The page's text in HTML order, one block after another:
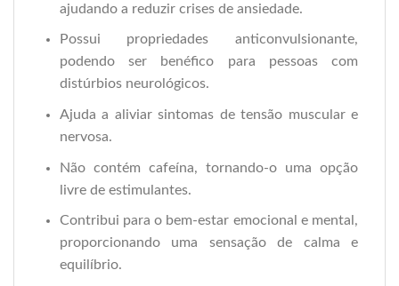
ajudando a reduzir crises de ansiedade.
Possui propriedades anticonvulsionante,
podendo ser benéfico para pessoas com
distúrbios neurológicos.
Ajuda a aliviar sintomas de tensão muscular e
nervosa.
Não contém cafeína, tornando-o uma opção
livre de estimulantes.
Contribui para o bem-estar emocional e mental,
proporcionando uma sensação de calma e
equilíbrio.